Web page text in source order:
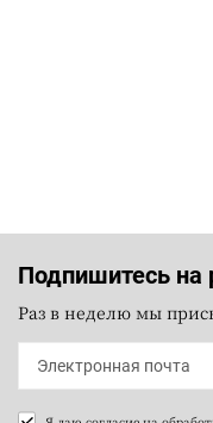
Подпишитесь на
Раз в неделю мы